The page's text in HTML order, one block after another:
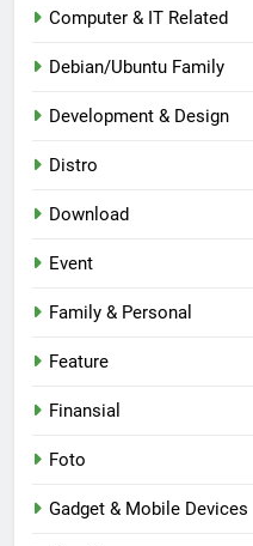
Computer & IT Related
Debian/Ubuntu Family
Development & Design
Distro
Download
Event
Family & Personal
Feature
Finansial
Foto
Gadget & Mobile Devices